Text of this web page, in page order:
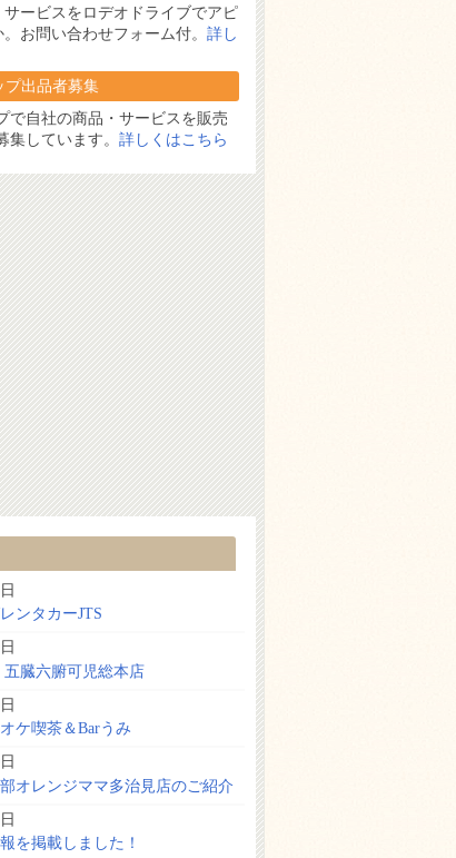
サービスをロデオドライブでアピ
お問い合わせフォーム付。 詳し
プ出品者募集
で自社の商品・サービスを販売
集しています。 詳しくはこちら
ンタカーJTS
臓六腑可児総本店
ケ喫茶＆Barうみ
オレンジママ多治見店のご紹介
を掲載しました！